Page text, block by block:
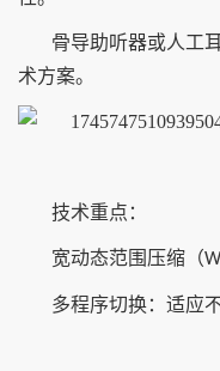
骨导助听器或人工
术方案。
技术重点：
宽动态范围压缩（
多程序切换：适应